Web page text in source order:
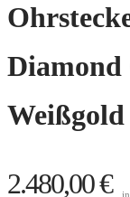
Diamond
2.480,00€